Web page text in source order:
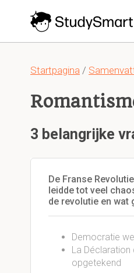
Startpagina /
3 belangrijke
De Franse
leidde tot veel
de revolutie en wat
Democratie
La
opgetekend